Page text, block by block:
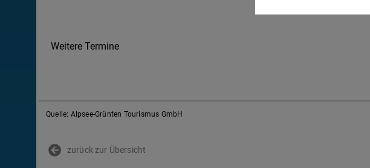
Weitere Termine
Quelle: Alpsee-Grünten Tourismus GmbH
zurück zur Übersicht